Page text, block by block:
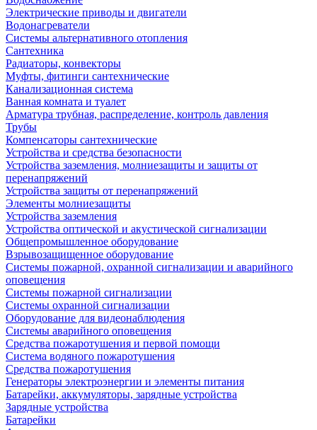
Электрические приводы и двигатели
Водонагреватели
Системы альтернативного отопления
Сантехника
Радиаторы, конвекторы
Муфты, фитинги сантехнические
Канализационная система
Ванная комната и туалет
Арматура трубная, распределение, контроль давления
Трубы
Компенсаторы сантехнические
Устройства и средства безопасности
Устройства заземления, молниезащиты и защиты от
перенапряжений
Устройства защиты от перенапряжений
Элементы молниезащиты
Устройства заземления
Устройства оптической и акустической сигнализации
Общепромышленное оборудование
Взрывозащищенное оборудование
Системы пожарной, охранной сигнализации и аварийного
оповещения
Системы пожарной сигнализации
Системы охранной сигнализации
Оборудование для видеонаблюдения
Системы аварийного оповещения
Средства пожаротушения и первой помощи
Система водяного пожаротушения
Средства пожаротушения
Генераторы электроэнергии и элементы питания
Батарейки, аккумуляторы, зарядные устройства
Зарядные устройства
Батарейки